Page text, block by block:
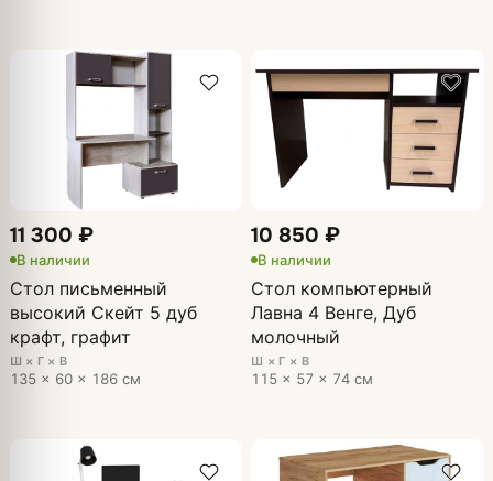
11 300 ₽
В наличии
Стол письменный
высокий Скейт 5 дуб
крафт, графит
Ш × Г × В
135 × 60 × 186 см
10 850 ₽
В наличии
Стол компьютерный
Лавна 4 Венге, Дуб
молочный
Ш × Г × В
115 × 57 × 74 см